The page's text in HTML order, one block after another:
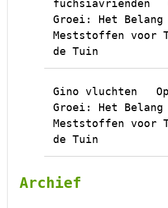
fuchsiavrienden
Groei: Het Belang
Meststoffen voor
de Tuin
Gino vluchten
Groei: Het Belang
Meststoffen voor
de Tuin
Archief